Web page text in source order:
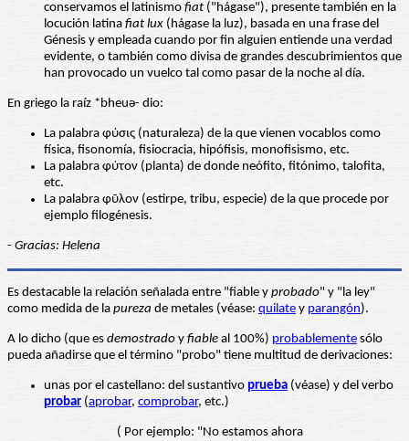
conservamos el latinismo fiat ("hágase"), presente también en la
locución latina fiat lux (hágase la luz), basada en una frase del
Génesis y empleada cuando por fin alguien entiende una verdad
evidente, o también como divisa de grandes descubrimientos que
han provocado un vuelco tal como pasar de la noche al día.
En griego la raíz *bheuǝ- dio:
La palabra φύσις (naturaleza) de la que vienen vocablos como
física, fisonomía, fisiocracia, hipófisis, monofisismo, etc.
La palabra φύτον (planta) de donde neófito, fitónimo, talofita,
etc.
La palabra φῦλον (estirpe, tribu, especie) de la que procede por
ejemplo filogénesis.
- Gracias: Helena
Es destacable la relación señalada entre "fiable y probado" y "la ley"
como medida de la pureza de metales (véase: quilate y parangón).
A lo dicho (que es demostrado y fiable al 100%) probablemente sólo
pueda añadirse que el término "probo" tiene multitud de derivaciones:
unas por el castellano: del sustantivo prueba (véase) y del verbo
probar (aprobar, comprobar, etc.)
( Por ejemplo: "No estamos ahora